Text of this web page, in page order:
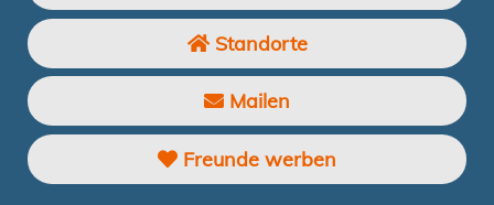
Standorte
Mailen
Freunde werben